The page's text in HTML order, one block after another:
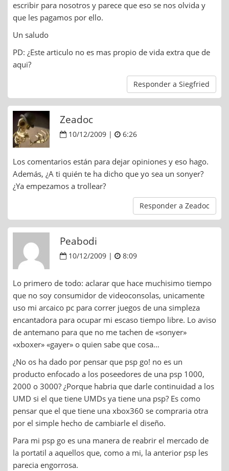
escribir para nosotros y parece que eso se nos olvida y
que les pagamos por ello.
Un saludo
PD: ¿Este articulo no es mas propio de vida extra que de
aqui?
Responder a Siegfried
Zeadoc
10/12/2009 | 6:26
Los comentarios están para dejar opiniones y eso hago.
Además, ¿A ti quién te ha dicho que yo sea un sonyer?
¿Ya empezamos a trollear?
Responder a Zeadoc
Peabodi
10/12/2009 | 8:09
Lo primero de todo: aclarar que hace muchisimo tiempo
que no soy consumidor de videoconsolas, unicamente
uso mi arcaico pc para correr juegos de una simpleza
encantadora para ocupar mi escaso tiempo libre. Lo aviso
de antemano para que no me tachen de «sonyer»
«xboxer» «gayer» o quien sabe que cosa…
¿No os ha dado por pensar que psp go! no es un
producto enfocado a los poseedores de una psp 1000,
2000 o 3000? ¿Porque habria que darle continuidad a los
UMD si el que tiene UMDs ya tiene una psp? Es como
pensar que el que tiene una xbox360 se compraria otra
por el simple hecho de cambiarle el diseño.
Para mi psp go es una manera de reabrir el mercado de
la portatil a aquellos que, como a mi, la anterior psp les
parecia engorrosa.